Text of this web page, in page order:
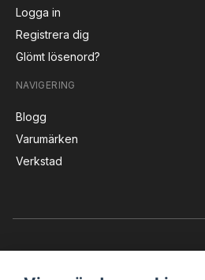
Logga in
Registrera dig
Glömt lösenord?
NAVIGERING
Blogg
Varumärken
Verkstad